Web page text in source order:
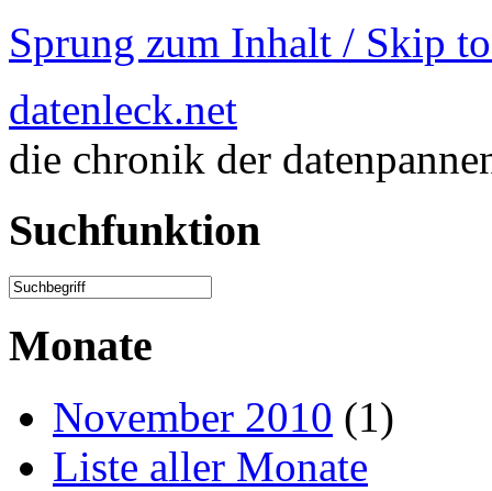
Sprung zum Inhalt / Skip
datenleck.net
die chronik der
Suchfunktion
Monate
November 2010 (1)
Liste aller Monate